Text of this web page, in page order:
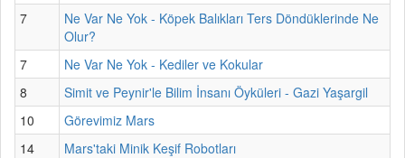
7
Ne Var Ne Yok - Köpek Balıkları Ters Döndüklerinde Ne
Olur?
7
Ne Var Ne Yok - Kediler ve Kokular
8
Simit ve Peynir'le Bilim İnsanı Öyküleri - Gazi Yaşargil
10
Görevimiz Mars
14
Mars'taki Minik Keşif Robotları